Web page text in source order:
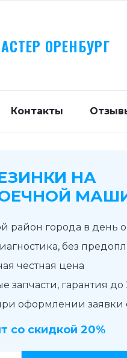
ОРЕНБУРГ
Контакты
НА
район города в день
без
честная цена
запчасти, гарантия до
оформлении заявки
со скидкой 20%